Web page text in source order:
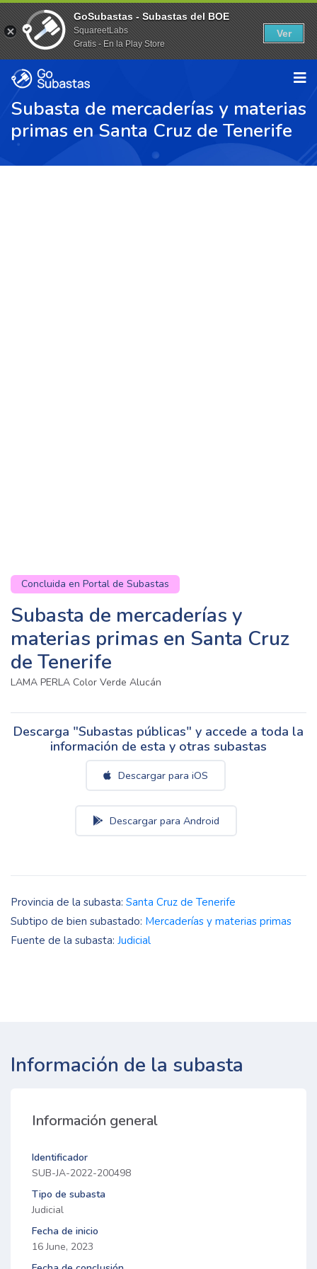
Subasta de mercaderías y materias
primas en Santa Cruz de Tenerife
Concluida en Portal de Subastas
Subasta de mercaderías y
materias primas en Santa Cruz
de Tenerife
LAMA PERLA Color Verde Alucán
Descarga "Subastas públicas" y accede a toda la
información de esta y otras subastas
Descargar para iOS
Descargar para Android
Provincia de la subasta: Santa Cruz de Tenerife
Subtipo de bien subastado: Mercaderías y materias primas
Fuente de la subasta: Judicial
Información de la subasta
Información general
Identificador
SUB-JA-2022-200498
Tipo de subasta
Judicial
Fecha de inicio
16 June, 2023
GoSubastas - Subastas del BOE
SquareetLabs
Gratis - En la Play Store
Ver